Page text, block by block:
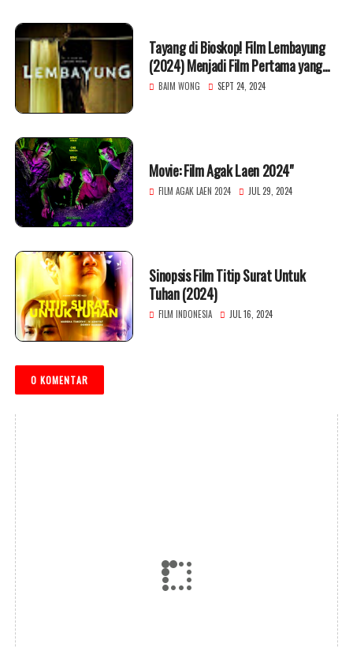
Tayang di Bioskop! Film Lembayung
(2024) Menjadi Film Pertama yang
Disutradari oleh Baim Wong
BAIM WONG SEPT 24, 2024
Movie: Film Agak Laen 2024"
FILM AGAK LAEN 2024 JUL 29, 2024
Sinopsis Film Titip Surat Untuk
Tuhan (2024)
FILM INDONESIA JUL 16, 2024
0 KOMENTAR